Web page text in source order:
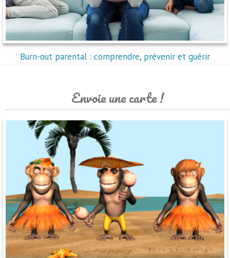
Burn-out parental : comprendre, prévenir et guérir
Envoie une carte !